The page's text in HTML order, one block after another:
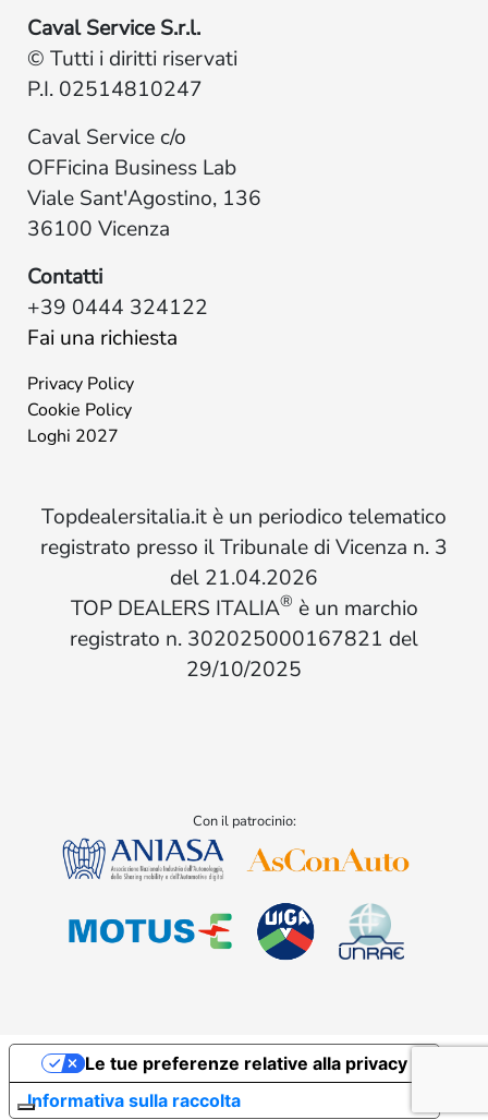
Caval Service S.r.l.
© Tutti i diritti riservati
P.I. 02514810247
Caval Service c/o
OFFicina Business Lab
Viale Sant'Agostino, 136
36100 Vicenza
Contatti
+39 0444 324122
Fai una richiesta
Privacy Policy
Cookie Policy
Loghi 2027
Topdealersitalia.it è un periodico telematico
registrato presso il Tribunale di Vicenza n. 3
del 21.04.2026
TOP DEALERS ITALIA® è un marchio
registrato n. 302025000167821 del
29/10/2025
Con il patrocinio:
Informativa sulla raccolta
Le tue preferenze relative alla privacy